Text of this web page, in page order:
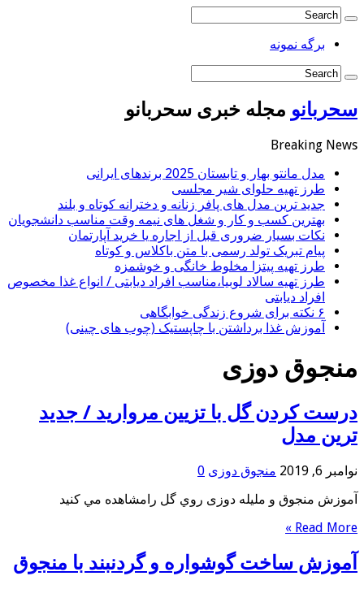
برگه نمونه
سحربانو مجله خبری سحربانو
Breaking News
مدل مانتو بهار و تابستان 2025 برندهای ایرانی
طرز تهیه حلوای شیر مجلسی
جدید ترین مدل های پافر زنانه و دخترانه کوتاه و بلند
بهترین کسب و کار و شغل های نیمه وقت مناسب دانشجویان
نکات بسیار ضروری قبل از اجاره یا خرید آپارتمان
پیام تبریک تولد رسمی با متن باکلاس و کوتاه
طرز تهیه پیتزا مخلوط خانگی و خوشمزه
طرز تهیه سالاد لوبیا،مناسب افراد دیابتی / انواع غذا مخصوص
افراد دیابتی
۶ نکته برای شروع زندگی خوابگاهی
آموزش غذا برداشتن با چاپستیک (چوب های چینی)
منجوق دوزی
درست کردن گل با تزیین مروارید / جدید
ترین مدل
نوامبر 6, 2019 منجوق دوزی 0
آموزش منجوق و ملیله دوزی روي گل رامشاهده مي كنيد
Read More »
آموزش ساخت گوشواره و گردنبند با منجوق